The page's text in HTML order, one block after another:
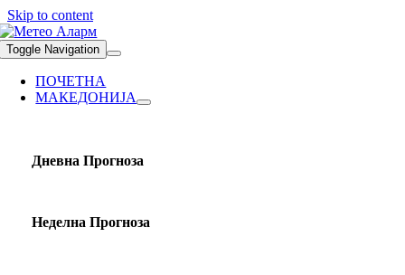
Skip to content
Toggle Navigation
ПОЧЕТНА
МАКЕДОНИЈА
Дневна Прогноза
Неделна Прогноза